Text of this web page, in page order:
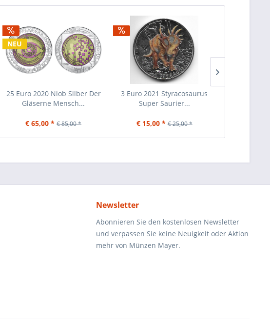
NEU
25 Euro 2020 Niob Silber Der
Gläserne Mensch...
€ 65,00 * € 85,00 *
3 Euro 2021 Styracosaurus
Super Saurier...
€ 15,00 * € 25,00 *
Newsletter
Abonnieren Sie den kostenlosen Newsletter
und verpassen Sie keine Neuigkeit oder Aktion
mehr von Münzen Mayer.